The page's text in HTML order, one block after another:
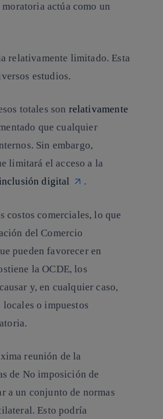
actúa como un
relativamente limitado. Esta
estudios.
totales son relativamente
que cualquier
Sin embargo,
limitará el acceso a la
digital .
costos comerciales, lo que
del Comercio
pueden favorecer en
la OCDE, los
y, en cualquier caso,
o impuestos
reunión de la
de No imposición de
a un conjunto de normas
Esto podría